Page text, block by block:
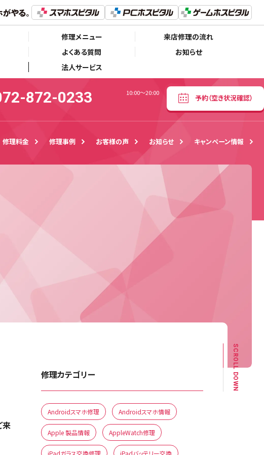
修理メニュー
来店修理の流れ
よくある質問
お知らせ
法人サービス
072-872-0233
10:00〜20:00
予約（空き状況確認）
872-0233 10:00〜20:00
予約（空き状況確認）
修理料金 修理事例 お客様の声 お知らせ キャンペーン情報
SCROLL DOWN
修理カテゴリー
Androidスマホ修理 Androidスマホ情報
Apple 製品情報 AppleWatch修理
iPadガラス交換修理 iPadバッテリー交換